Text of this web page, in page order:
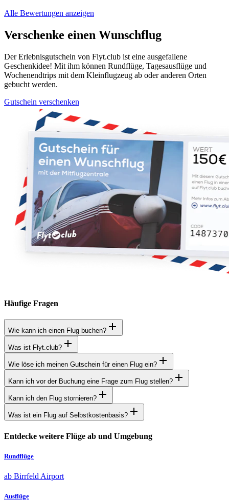
Alle Bewertungen anzeigen
Verschenke einen Wunschflug
Der Erlebnisgutschein von Flyt.club ist eine ausgefallene
Geschenkidee! Mit ihm können Rundflüge, Tagesausflüge und
Wochenendtrips mit dem Kleinflugzeug ab oder anderen Orten
gebucht werden.
Gutschein verschenken
Häufige Fragen
Wie kann ich einen Flug buchen?
Was ist Flyt.club?
Wie löse ich meinen Gutschein für einen Flug ein?
Kann ich vor der Buchung eine Frage zum Flug stellen?
Kann ich den Flug stornieren?
Was ist ein Flug auf Selbstkostenbasis?
Entdecke weitere Flüge ab und Umgebung
Rundflüge
ab Birrfeld Airport
Ausflüge